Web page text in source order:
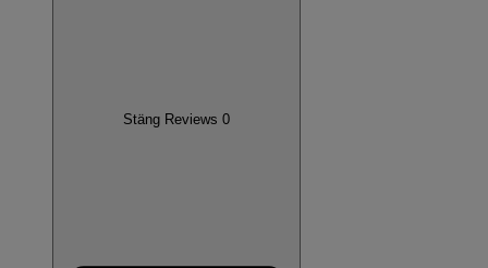
Stäng Reviews 0